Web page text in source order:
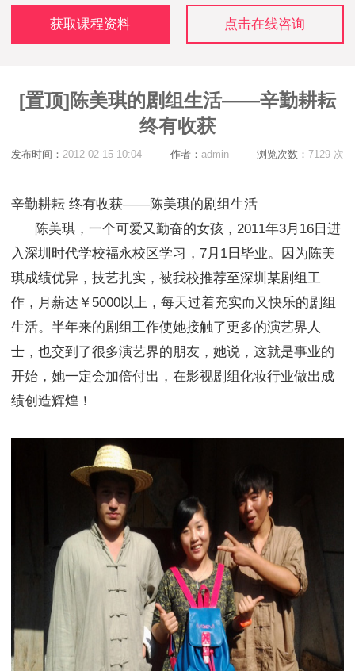
获取课程资料 点击在线咨询
[置顶]陈美琪的剧组生活——辛勤耕耘
终有收获
发布时间： 2012-02-15 10:04 作者： admin 浏览次数： 7129 次
辛勤耕耘 终有收获——陈美琪的剧组生活
陈美琪，一个可爱又勤奋的女孩，2011年3月16日进
入深圳时代学校福永校区学习，7月1日毕业。因为陈美
琪成绩优异，技艺扎实，被我校推荐至深圳某剧组工
作，月薪达￥5000以上，每天过着充实而又快乐的剧组
生活。半年来的剧组工作使她接触了更多的演艺界人
士，也交到了很多演艺界的朋友，她说，这就是事业的
开始，她一定会加倍付出，在影视剧组化妆行业做出成
绩创造辉煌！